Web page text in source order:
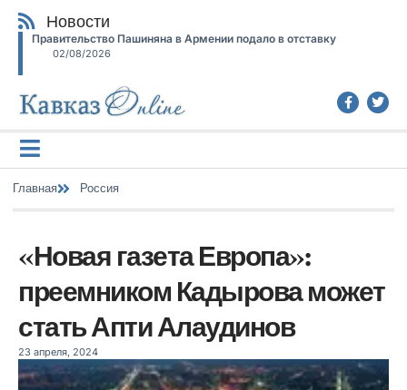
Новости
Правительство Пашиняна в Армении подало в отставку
02/08/2026
Главная Россия
«Новая газета Европа»:
преемником Кадырова может
стать Апти Алаудинов
23 апреля, 2024